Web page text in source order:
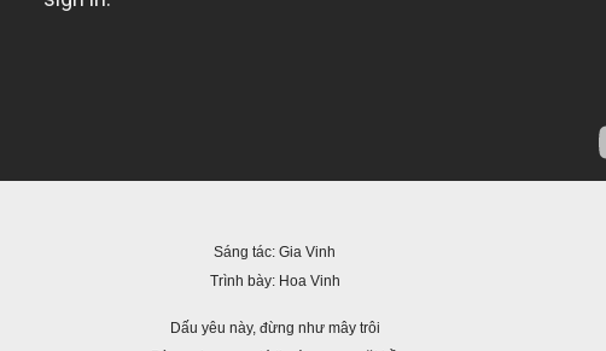
Sáng tác: Gia Vinh
Trình bày: Hoa Vinh
Dấu yêu này, đừng như mây trôi